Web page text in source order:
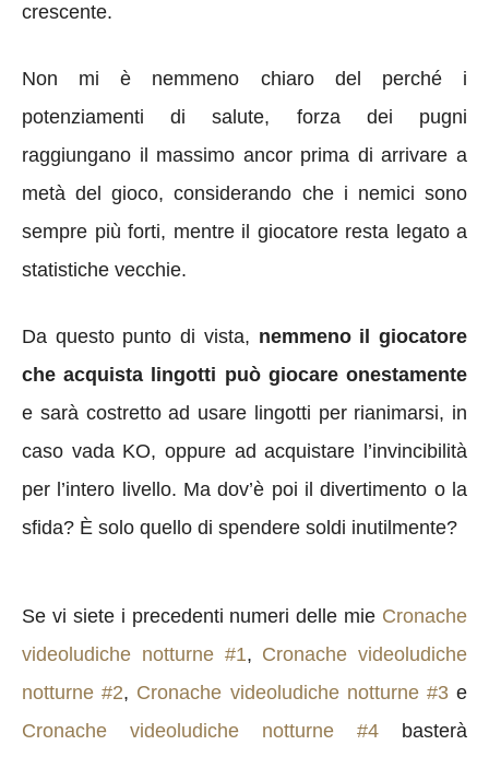
crescente.
Non mi è nemmeno chiaro del perché i
potenziamenti di salute, forza dei pugni
raggiungano il massimo ancor prima di arrivare a
metà del gioco, considerando che i nemici sono
sempre più forti, mentre il giocatore resta legato a
statistiche vecchie.
Da questo punto di vista, nemmeno il giocatore
che acquista lingotti può giocare onestamente
e sarà costretto ad usare lingotti per rianimarsi, in
caso vada KO, oppure ad acquistare l’invincibilità
per l’intero livello. Ma dov’è poi il divertimento o la
sfida? È solo quello di spendere soldi inutilmente?
Se vi siete i precedenti numeri delle mie Cronache
videoludiche notturne #1, Cronache videoludiche
notturne #2, Cronache videoludiche notturne #3e
Cronache videoludiche notturne #4 basterà